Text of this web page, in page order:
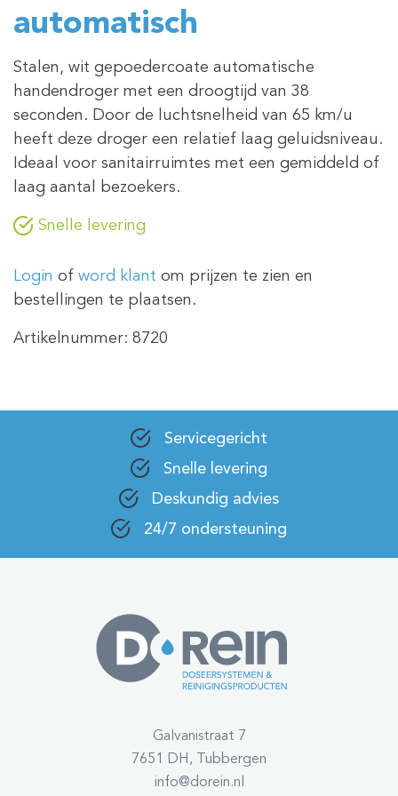
automatisch
Stalen, wit gepoedercoate automatische
handendroger met een droogtijd van 38
seconden. Door de luchtsnelheid van 65 km/u
heeft deze droger een relatief laag geluidsniveau.
Ideaal voor sanitairruimtes met een gemiddeld of
laag aantal bezoekers.
Snelle levering
Login of word klant om prijzen te zien en
bestellingen te plaatsen.
Artikelnummer: 8720
Servicegericht
Snelle levering
Deskundig advies
24/7 ondersteuning
Galvanistraat 7
7651 DH, Tubbergen
info@dorein.nl